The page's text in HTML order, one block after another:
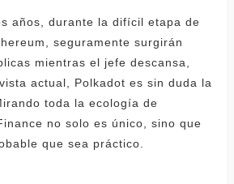
años, durante la difícil etapa de
seguramente surgirán
mientras el jefe descansa,
actual, Polkadot es sin duda la
toda la ecología de
no solo es único, sino que
que sea práctico.